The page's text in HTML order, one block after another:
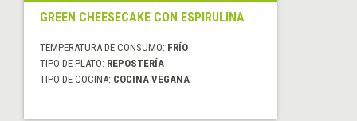
GREEN CHEESECAKE CON ESPIRULINA
TEMPERATURA DE CONSUMO: FRÍO
TIPO DE PLATO: REPOSTERÍA
TIPO DE COCINA: COCINA VEGANA